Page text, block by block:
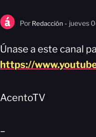
Por Redacción - jueves
Únase a este canal
https://
AcentoTV
–